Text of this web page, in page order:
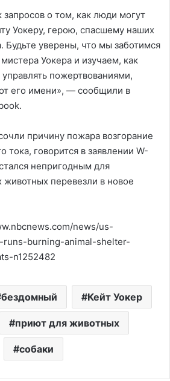
о том, как люди могут
Уокеру, герою, спасшему наших
Будьте уверены, что мы заботимся
Уокера и изучаем, как
пожертвованиями,
его имени», — сообщили в
причину пожара возгорание
тока, говорится в заявлении W-
непригодным для
животных перевезли в новое
news/us-
runs-burning-animal-shelter-
n1252482
бездомный Кейт Уокер
приют для животных
собаки